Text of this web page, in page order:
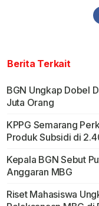
Berita Terkait
BGN Ungkap Dobel
Juta Orang
KPPG Semarang
Produk Subsidi di
Kepala BGN Sebut
Anggaran MBG
Riset Mahasiswa